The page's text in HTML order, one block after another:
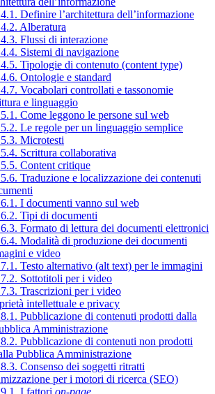
Definire l’architettura dell’informazione
Alberatura
Flussi di interazione
Sistemi di navigazione
Tipologie di contenuto (content type)
Ontologie e standard
Vocabolari controllati e tassonomie
e linguaggio
Come leggono le persone sul web
Le regole per un linguaggio semplice
Microtesti
Scrittura collaborativa
Content critique
Traduzione e localizzazione dei contenuti
I documenti vanno sul web
Tipi di documenti
Formato di lettura dei documenti elettronici
Modalità di produzione dei documenti
e video
Testo alternativo (alt text) per le immagini
Sottotitoli per i video
Trascrizioni per i video
intellettuale e privacy
Pubblicazione di contenuti prodotti dalla
Amministrazione
Pubblicazione di contenuti non prodotti
Pubblica Amministrazione
Consenso dei soggetti ritratti
per i motori di ricerca (SEO)
I fattori on-page